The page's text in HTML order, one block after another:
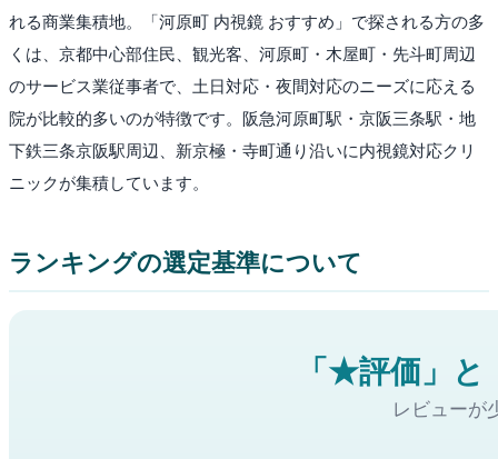
れる商業集積地。「河原町 内視鏡 おすすめ」で探される方の多
くは、京都中心部住民、観光客、河原町・木屋町・先斗町周辺
のサービス業従事者で、土日対応・夜間対応のニーズに応える
院が比較的多いのが特徴です。阪急河原町駅・京阪三条駅・地
下鉄三条京阪駅周辺、新京極・寺町通り沿いに内視鏡対応クリ
ニックが集積しています。
ランキングの選定基準について